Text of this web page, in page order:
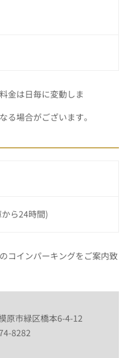
金は日毎に変動しま
場合がございます。
ら24時間)
コインパーキングをご案内致
原市緑区橋本6-4-12
8282